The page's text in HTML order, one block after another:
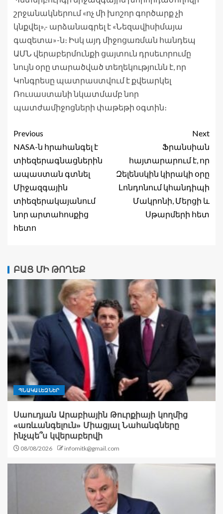
շրջանակներում «ոչ մի խոշոր գործարք չի
կնքվել»,- արձանագրել է «Նեզավիսիմայա
գազետա»-ն։ Իսկ այդ միջոցառման հանդեպ
ԱՄՆ վերաբերմունքի ցայտուն դրսեւորումը
նույն օրը տարածված տեղեկությունն է, որ
Կոնգրեսը պատրաստվում է քվեարկել
Ռուսաստանի նկատմամբ նոր
պատժամիջոցների փաթեթի օգտին։
Previous
NASA-ն հրահանգել է
տիեզերագնացներին
ապաստան գտնել
Միջազգային
տիեզերակայանում
նոր արտահոսքից
հետո
Next
Ֆրանսիան
հայտարարում է, որ
Զելենսկին կիրակի օրը
Լոնդոնում կհանդիպի
Մակրոնի, Մերցի և
Սթարմերի հետ
ԲԱՑ ՄԻ ԹՈՂԵՔ
ՊՆԱԿԱԼԵԶՆԵՐ
Սաուդյան Արաբիային Թուրքիայի կողմից
«առևանգելուն» Միացյալ Նահանգները
ինչպե՞ս կվերաբերվի
08/08/2026 infomitk@gmail.com